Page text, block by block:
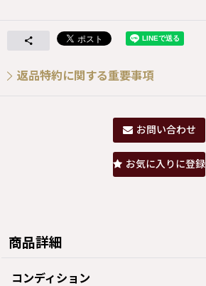
返品特約に関する重要事項
お問い合わせ
お気に入りに登録
商品詳細
コンディション